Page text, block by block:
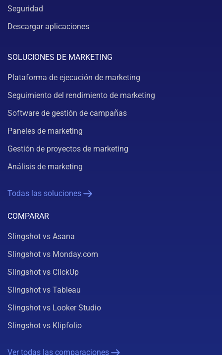
Seguridad
Descargar aplicaciones
SOLUCIONES DE MARKETING
Plataforma de ejecución de marketing
Seguimiento del rendimiento de marketing
Software de gestión de campañas
Paneles de marketing
Gestión de proyectos de marketing
Análisis de marketing
Todas las soluciones
COMPARAR
Slingshot vs Asana
Slingshot vs Monday.com
Slingshot vs ClickUp
Slingshot vs Tableau
Slingshot vs Looker Studio
Slingshot vs Klipfolio
Ver todas las comparaciones